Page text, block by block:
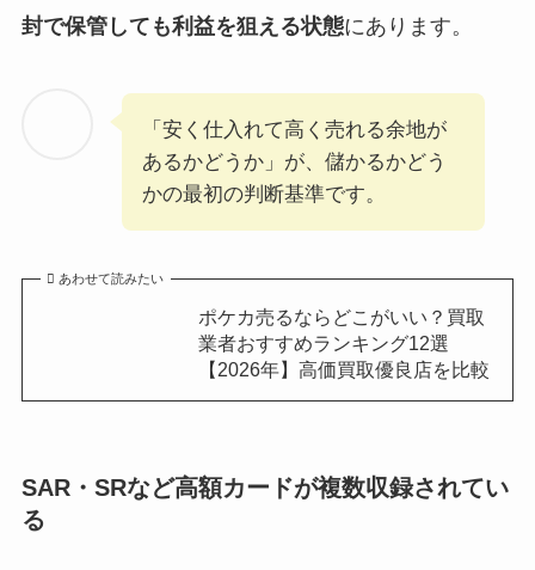
封で保管しても利益を狙える状態にあります。
「安く仕入れて高く売れる余地が
あるかどうか」が、儲かるかどう
かの最初の判断基準です。
あわせて読みたい
ポケカ売るならどこがいい？買取
業者おすすめランキング12選
【2026年】高価買取優良店を比較
SAR・SRなど高額カードが複数収録されてい
る